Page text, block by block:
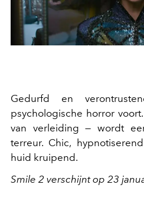
Gedurfd en
psychologische horror
van verleiding — wordt
terreur. Chic,
huid kruipend.
Smile 2 verschijnt op 23